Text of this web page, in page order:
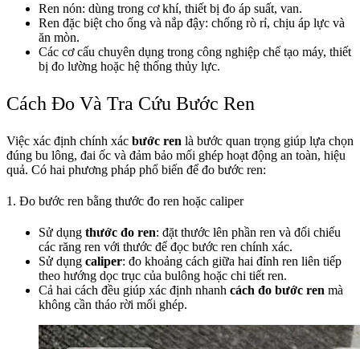
Ren nón: dùng trong cơ khí, thiết bị đo áp suất, van.
Ren đặc biệt cho ống và nắp đậy: chống rò rỉ, chịu áp lực và
ăn mòn.
Các cơ cấu chuyên dụng trong công nghiệp chế tạo máy, thiết
bị đo lường hoặc hệ thống thủy lực.
Cách Đo Và Tra Cứu Bước Ren
Việc xác định chính xác bước ren là bước quan trọng giúp lựa chọn
đúng bu lông, đai ốc và đảm bảo mối ghép hoạt động an toàn, hiệu
quả. Có hai phương pháp phổ biến để đo bước ren:
1. Đo bước ren bằng thước đo ren hoặc caliper
Sử dụng thước đo ren: đặt thước lên phần ren và đối chiếu
các răng ren với thước để đọc bước ren chính xác.
Sử dụng caliper: đo khoảng cách giữa hai đỉnh ren liên tiếp
theo hướng dọc trục của bulông hoặc chi tiết ren.
Cả hai cách đều giúp xác định nhanh cách đo bước ren mà
không cần tháo rời mối ghép.